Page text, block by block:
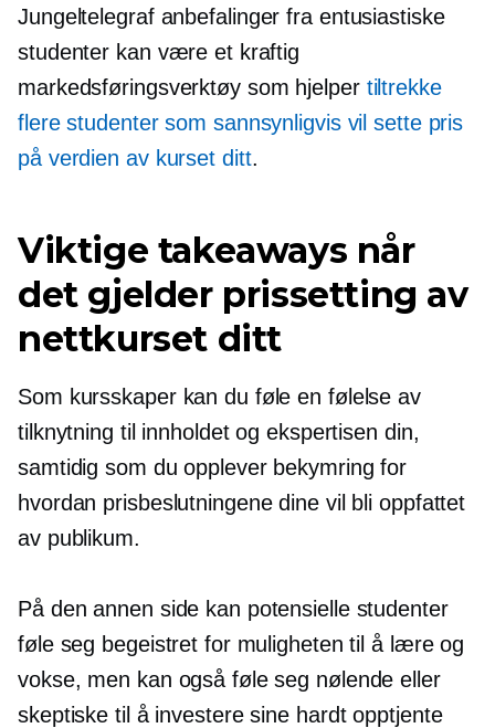
Jungeltelegrafanbefalinger fra entusiastiske
studenter kan være et kraftig
markedsføringsverktøy som hjelper tiltrekke
flere studenter som sannsynligvis vil sette pris
på verdien av kurset ditt.
Viktige takeaways når
det gjelder prissetting av
nettkurset ditt
Som kursskaper kan du føle en følelse av
tilknytning til innholdet og ekspertisen din,
samtidig som du opplever bekymring for
hvordan prisbeslutningene dine vil bli oppfattet
av publikum.
På den annen side kan potensielle studenter
føle seg begeistret for muligheten til å lære og
vokse, men kan også føle seg nølende eller
skeptiske til å investere sine hardt opptjente